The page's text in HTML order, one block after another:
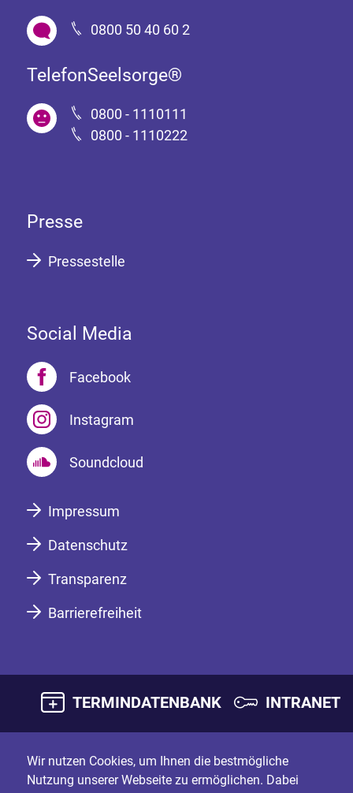
0800 50 40 60 2
TelefonSeelsorge®
0800 - 1110111
0800 - 1110222
Presse
Pressestelle
Social Media
Facebook
Instagram
Soundcloud
Impressum
Datenschutz
Transparenz
Barrierefreiheit
TERMINDATENBANK INTRANET
Wir nutzen Cookies, um Ihnen die bestmögliche
Nutzung unserer Webseite zu ermöglichen. Dabei